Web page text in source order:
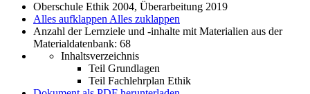
Oberschule Ethik 2004, Überarbeitung 2019
Alles aufklappen Alles zuklappen
Anzahl der Lernziele und -inhalte mit Materialien aus der
Materialdatenbank: 68
Inhaltsverzeichnis
Teil Grundlagen
Teil Fachlehrplan Ethik